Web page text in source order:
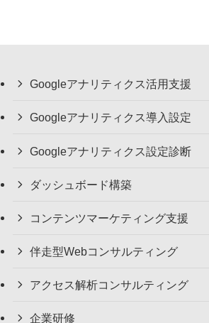
Googleアナリティクス活用支援
Googleアナリティクス導入設定
Googleアナリティクス設定診断
ダッシュボード構築
コンテンツマーケティング支援
伴走型Webコンサルティング
アクセス解析コンサルティング
企業研修